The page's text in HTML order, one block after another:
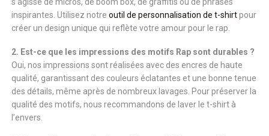
inspirantes. Utilisez notre outil de personnalisation de t-shirtpour
créer un design unique qui reflète votre amour pour le rap.
2. Est-ce que les impressions des motifs Rap sont durables ?
Oui, nos impressions sont réalisées avec des encres de haute
qualité, garantissant des couleurs éclatantes et une bonne tenue
des détails, même après de nombreux lavages. Pour préserver la
qualité des motifs, nous recommandons de laver le t-shirt à
l’envers.